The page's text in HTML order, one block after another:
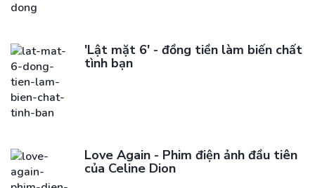
'Lật mặt 6' - đồng tiền làm biến chất
tình bạn
Love Again - Phim điện ảnh đầu tiên
của Celine Dion